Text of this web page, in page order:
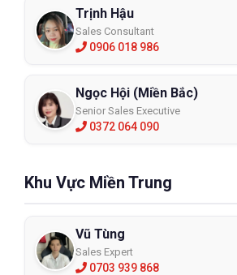
Bộ quần áo chống hồ quang
4658 Coverall 8 cal/cm2
XEM CHI TIẾT
Trịnh Hậu
Sales Consultant
0906 018 986
Ngọc Hội (Miền Bắc)
Senior Sales Executive
0372 064 090
Khu Vực Miền Trung
Vũ Tùng
Sales Expert
0703 939 868